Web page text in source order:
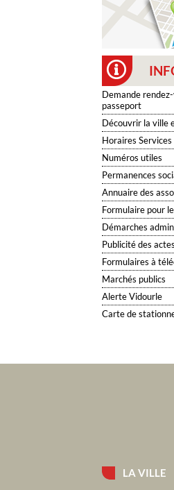
Demande
passeport
Découvrir la ville
Horaires
Numéros utiles
Permanences
Annuaire des
Formulaire pour
Démarches
Publicité des
Formulaires à
Marchés publics
Alerte Vidourle
Carte de
LA VILLE